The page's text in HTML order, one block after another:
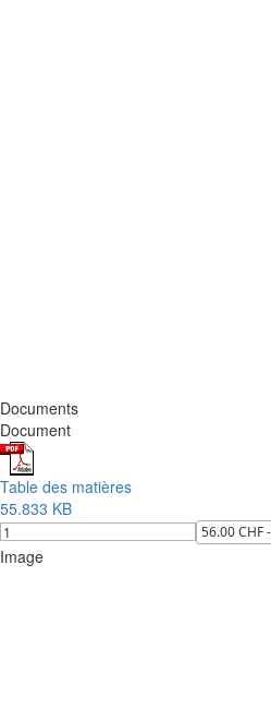
Documents
Document
Table des matières
55.833 KB
Image